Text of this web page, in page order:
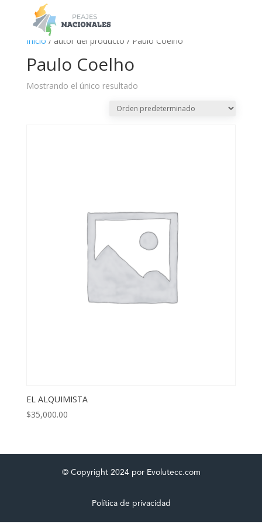
Inicio / autor del producto / Paulo Coelho
Paulo Coelho
Mostrando el único resultado
EL ALQUIMISTA
$35,000.00
© Copyright 2024 por Evolutecc.com
Política de privacidad